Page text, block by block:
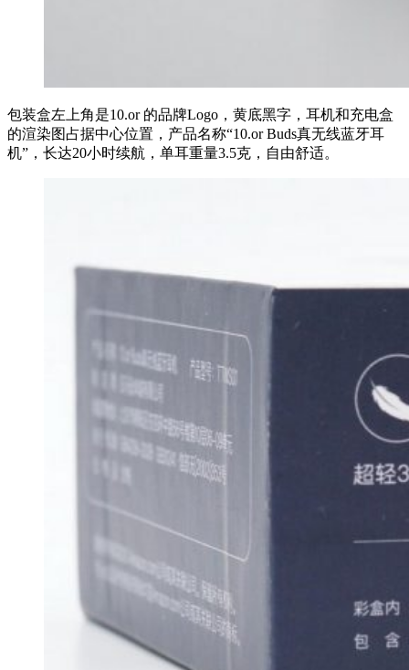
包装盒左上角是10.or 的品牌Logo，黄底黑字，耳机和充电盒
的渲染图占据中心位置，产品名称“10.or Buds真无线蓝牙耳
机”，长达20小时续航，单耳重量3.5克，自由舒适。